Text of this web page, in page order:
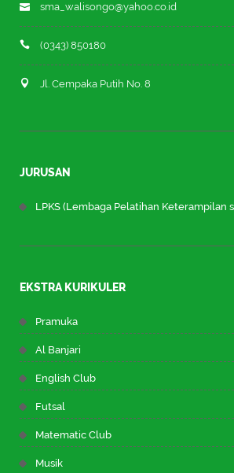
sma_walisongo@yahoo.co.id
(0343) 850180
Jl. Cempaka Putih No. 8
JURUSAN
LPKS (Lembaga Pelatihan Keterampilan
EKSTRA KURIKULER
Pramuka
Al Banjari
English Club
Futsal
Matematic Club
Musik